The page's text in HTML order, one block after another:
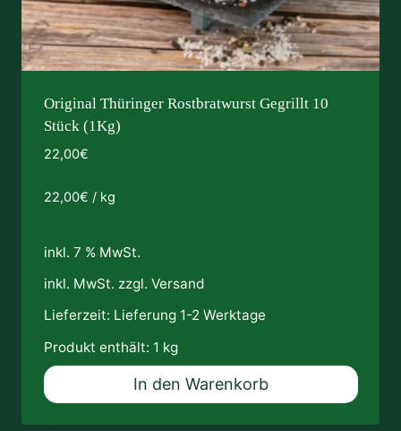
Original Thüringer Rostbratwurst Gegrillt 10
Stück (1Kg)
22,00€
22,00€ / kg
inkl. 7 % MwSt.
inkl. MwSt. zzgl. Versand
Lieferzeit: Lieferung 1-2 Werktage
Produkt enthält: 1 kg
In den Warenkorb